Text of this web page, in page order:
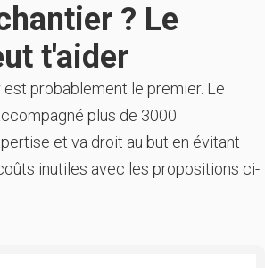
? Le
t'aider
probablement le premier. Le
plus de 3000.
et va droit au but en évitant
inutiles avec les propositions ci-